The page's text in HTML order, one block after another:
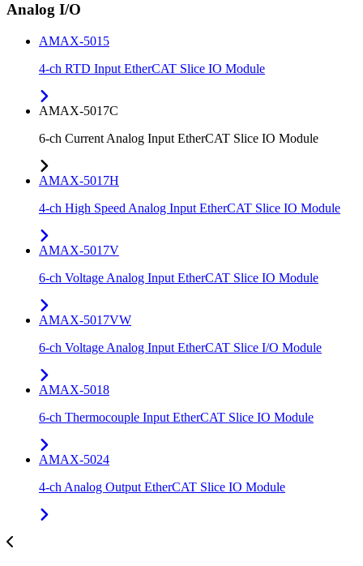
Analog I/O
AMAX-5015
4-ch RTD Input EtherCAT Slice IO Module
AMAX-5017C
6-ch Current Analog Input EtherCAT Slice IO Module
AMAX-5017H
4-ch High Speed Analog Input EtherCAT Slice IO Module
AMAX-5017V
6-ch Voltage Analog Input EtherCAT Slice IO Module
AMAX-5017VW
6-ch Voltage Analog Input EtherCAT Slice I/O Module
AMAX-5018
6-ch Thermocouple Input EtherCAT Slice IO Module
AMAX-5024
4-ch Analog Output EtherCAT Slice IO Module